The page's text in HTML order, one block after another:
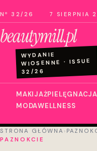
Nº 32/26 7 SIERPNIA
beautymill.pl
WYDANIE
WIOSENNE · ISSUE
32/26
MAKIJAŻ
MODAWELLNESS
STRONA GŁÓWNA ›
PAZNOKCIE